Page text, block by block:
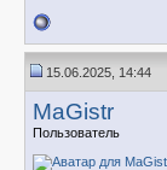
15.06.2025, 14:44
MaGistr
Пользователь